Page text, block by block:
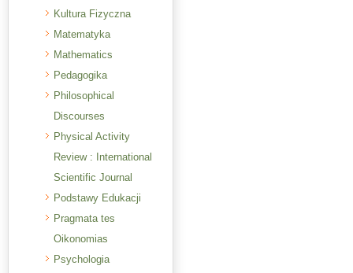
Kultura Fizyczna
Matematyka
Mathematics
Pedagogika
Philosophical
Discourses
Physical Activity
Review : International
Scientific Journal
Podstawy Edukacji
Pragmata tes
Oikonomias
Psychologia